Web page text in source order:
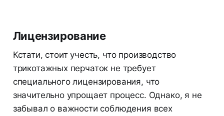
Лицензирование
Кстати, стоит учесть, что производство
трикотажных перчаток не требует
специального лицензирования, что
значительно упрощает процесс. Однако, я не
забывал о важности соблюдения всех